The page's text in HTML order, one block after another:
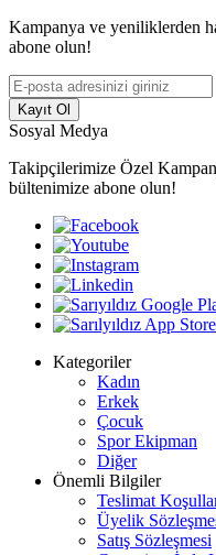
Kampanya ve yeniliklerden
abone olun!
Kayıt Ol
Sosyal Medya
Takipçilerimize Özel
bültenimize abone olun!
Kategoriler
Kadın
Erkek
Çocuk
Spor Ekipman
Diğer
Önemli Bilgiler
Teslimat
Üyelik
Satış Sözleşmesi